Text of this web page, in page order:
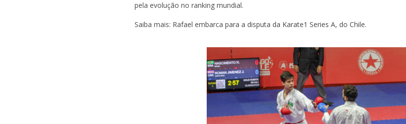
pela evolução no ranking mundial.
Saiba mais: Rafael embarca para a disputa da Karate1 Series A, do Chile.